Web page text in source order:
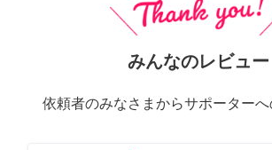
みんなのレビュー
依頼者のみなさまからサポーター